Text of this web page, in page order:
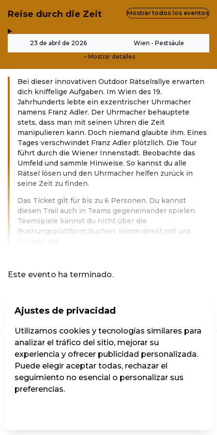
Reise durch die Zeit
23 de abril de 2026 Wien - Pestsäule
Mostrar detalles
Mostrar todos los eventos
Bei dieser innovativen Outdoor Rätselrallye erwarten
dich kniffelige Aufgaben. Im Wien des 19.
Jahrhunderts lebte ein exzentrischer Uhrmacher
namens Franz Adler. Der Uhrmacher behauptete
stets, dass man mit seinen Uhren die Zeit
manipulieren kann. Doch niemand glaubte ihm. Eines
Tages verschwindet Franz Adler plötzlich. Die Tour
führt durch die Wiener Innenstadt. Beobachte das
Umfeld und sammle Hinweise. So kannst du alle
Rätsel lösen und den Uhrmacher helfen zurück in
seine Zeit zu finden.
Das Ticket gilt für bis zu 6 Personen. Du kannst
diesen Trail auch in Teams gegeneinander spielen.
Teamspiele kannst du nicht über die
Buchungsplattform buchen. Nimm direkt mit uns
Este evento ha terminado.
ES ·
Ajustes de privacidad
Utilizamos cookies y tecnologías similares para
analizar el tráfico del sitio, mejorar su
experiencia y ofrecer publicidad personalizada.
Puede elegir aceptar todas, rechazar el
seguimiento no esencial o personalizar sus
preferencias.